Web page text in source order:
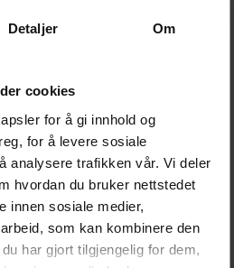
Detaljer Om
cookies
for å gi innhold og
for å levere sosiale
analysere trafikken vår. Vi deler
hvordan du bruker nettstedet
innen sosiale medier,
som kan kombinere den
har gjort tilgjengelig for dem,
til din hund og
hundebokskonfigurator